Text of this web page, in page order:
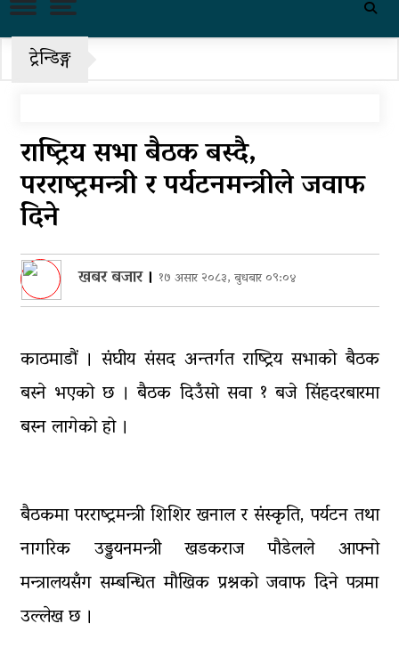
राजमार्ग अवरुद्ध
पुन: एमाले-नेकपा सहकार्यमा, प्रदेशको
भागबण्डा यस्तो छ…
आठ लाख २१ हजार घुससहित सिँचाइ
पक्राउ
घरमाथि पहिरो खस्दा ३ वर्षीय बालकको
मृत्यु, दुई घाइते
घरमाथिबाट पहिरो खसेपछि १३ घरधुरी
स्थानान्तरण
पाँच लाख घुससहित कर अधिकृत
ट्रेन्डिङ्ग
राष्ट्रिय सभा बैठक बस्दै,
परराष्ट्रमन्त्री र पर्यटनमन्त्रीले जवाफ
दिने
खबर बजार। १७ असार २०८३, बुधबार ०९:०४
काठमाडौं । संघीय संसद अन्तर्गत राष्ट्रिय सभाको बैठक
बस्ने भएको छ । बैठक दिउँसो सवा १ बजे सिंहदरबारमा
बस्न लागेको हो ।
बैठकमा परराष्ट्रमन्त्री शिशिर खनाल र संस्कृति, पर्यटन तथा
नागरिक उड्डयनमन्त्री खडकराज पौडेलले आफ्नो
मन्त्रालयसँग सम्बन्धित मौखिक प्रश्नको जवाफ दिने पत्रमा
उल्लेख छ ।